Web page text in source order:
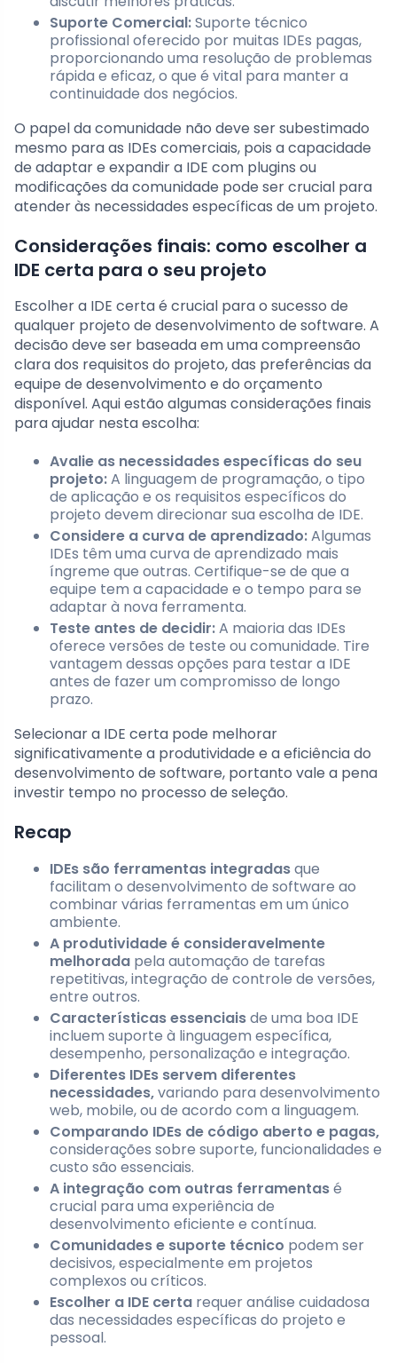
Suporte Comercial:Suporte técnico
profissional oferecido por muitas IDEs pagas,
proporcionando uma resolução de problemas
rápida e eficaz, o que é vital para manter a
continuidade dos negócios.
O papel da comunidade não deve ser subestimado
mesmo para as IDEs comerciais, pois a capacidade
de adaptar e expandir a IDE com plugins ou
modificações da comunidade pode ser crucial para
atender às necessidades específicas de um projeto.
Considerações finais: como escolher a
IDE certa para o seu projeto
Escolher a IDE certa é crucial para o sucesso de
qualquer projeto de desenvolvimento de software. A
decisão deve ser baseada em uma compreensão
clara dos requisitos do projeto, das preferências da
equipe de desenvolvimento e do orçamento
disponível. Aqui estão algumas considerações finais
para ajudar nesta escolha:
Avalie as necessidades específicas do seu
projeto:A linguagem de programação, o tipo
de aplicação e os requisitos específicos do
projeto devem direcionar sua escolha de IDE.
Considere a curva de aprendizado:Algumas
IDEs têm uma curva de aprendizado mais
íngreme que outras. Certifique-se de que a
equipe tem a capacidade e o tempo para se
adaptar à nova ferramenta.
Teste antes de decidir:A maioria das IDEs
oferece versões de teste ou comunidade. Tire
vantagem dessas opções para testar a IDE
antes de fazer um compromisso de longo
prazo.
Selecionar a IDE certa pode melhorar
significativamente a produtividade e a eficiência do
desenvolvimento de software, portanto vale a pena
investir tempo no processo de seleção.
Recap
IDEs são ferramentas integradasque
facilitam o desenvolvimento de software ao
combinar várias ferramentas em um único
ambiente.
A produtividade é consideravelmente
melhorada pela automação de tarefas
repetitivas, integração de controle de versões,
entre outros.
Características essenciaisde uma boa IDE
incluem suporte à linguagem específica,
desempenho, personalização e integração.
Diferentes IDEs servem diferentes
necessidades,variando para desenvolvimento
web, mobile, ou de acordo com a linguagem.
Comparando IDEs de código aberto e pagas,
considerações sobre suporte, funcionalidades e
custo são essenciais.
A integração com outras ferramentasé
crucial para uma experiência de
desenvolvimento eficiente e contínua.
Comunidades e suporte técnico podem ser
decisivos, especialmente em projetos
complexos ou críticos.
Escolher a IDE certa requer análise cuidadosa
das necessidades específicas do projeto e
pessoal.